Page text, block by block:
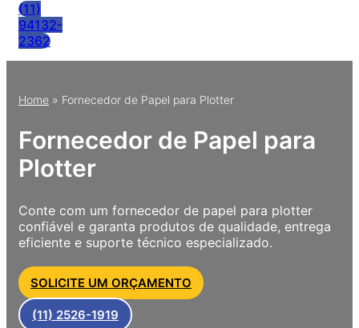
(11)
94132-
2362
Home » Fornecedor de Papel para Plotter
Fornecedor de Papel para
Plotter
Conte com um fornecedor de papel para plotter
confiável e garanta produtos de qualidade, entrega
eficiente e suporte técnico especializado.
SOLICITE UM ORÇAMENTO
(11) 2526-1919